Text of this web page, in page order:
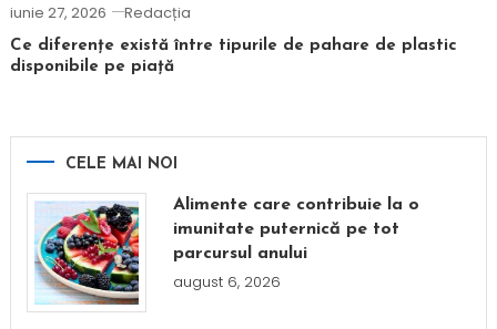
iunie 27, 2026 Redacția
Ce diferențe există între tipurile de pahare de plastic
disponibile pe piață
CELE MAI NOI
Alimente care contribuie la o
imunitate puternică pe tot
parcursul anului
august 6, 2026